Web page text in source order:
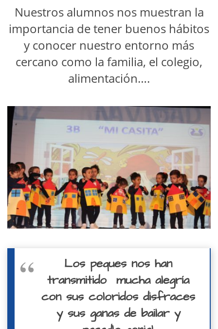
Nuestros alumnos nos muestran la
importancia de tener buenos hábitos
y conocer nuestro entorno más
cercano como la familia, el colegio,
alimentación….
Los peques nos han
transmitido mucha alegría
con sus coloridos disfraces
y sus ganas de bailar y